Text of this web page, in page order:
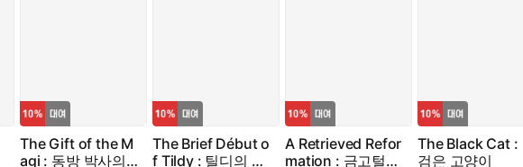
The Gift of the M
agi : 동방 박사의
The Brief Début o
f Tildy : 틸디의 짧
A Retrieved Refor
mation : 금고털이
The Black Cat :
검은 고양이